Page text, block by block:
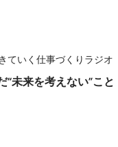
ていく仕事づくりラジオ
“未来を考えない”こと